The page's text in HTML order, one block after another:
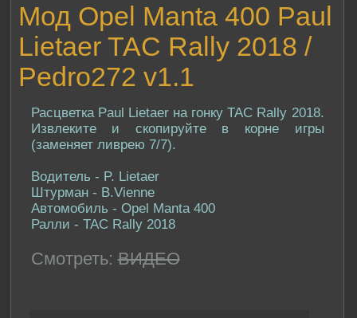
Мод Opel Manta 400 Paul
Lietaer TAC Rally 2018 /
Pedro272 v1.1
Расцветка Paul Lietaer на гонку TAC Rally 2018.
Извлеките и скопируйте в корне игры
(заменяет ливрею 7/7).
Водитель - P. Lietaer
Штурман - B.Vienne
Автомобиль - Opel Manta 400
Ралли - TAC Rally 2018
Смотреть: ВИДЕО